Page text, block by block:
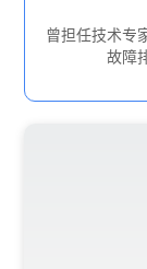
曾担任技术专
故障